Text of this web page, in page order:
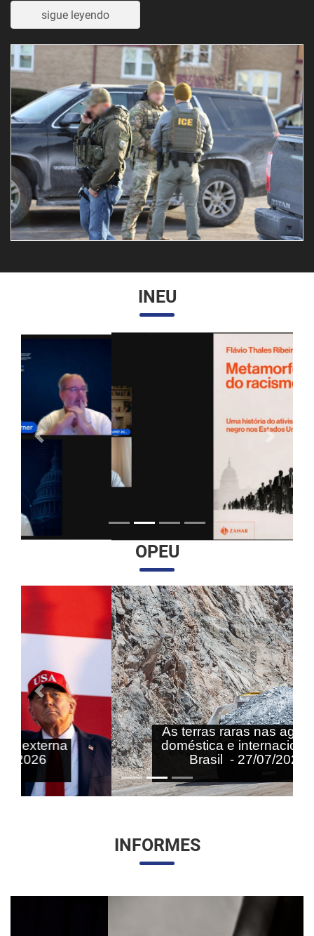
sigue leyendo
INEU
Anterior
OPEU
As terras raras nas agendas
doméstica e internacional do
Brasil - 27/07/2026
Anterior Próximo
INFORMES